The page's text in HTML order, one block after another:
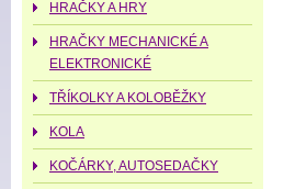
HRAČKY A HRY
HRAČKY MECHANICKÉ A
ELEKTRONICKÉ
TŘÍKOLKY A KOLOBĚŽKY
KOLA
KOČÁRKY, AUTOSEDAČKY